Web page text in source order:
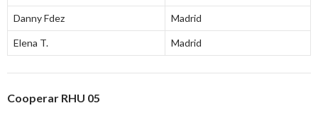
Danny Fdez Madrid
Elena T. Madrid
Cooperar RHU 05